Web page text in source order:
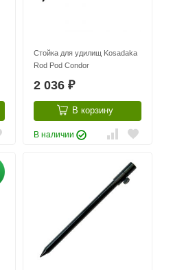
Стойка для удилищ Kosadaka
Rod Pod Condor
2 036 ₽
В корзину
В наличии